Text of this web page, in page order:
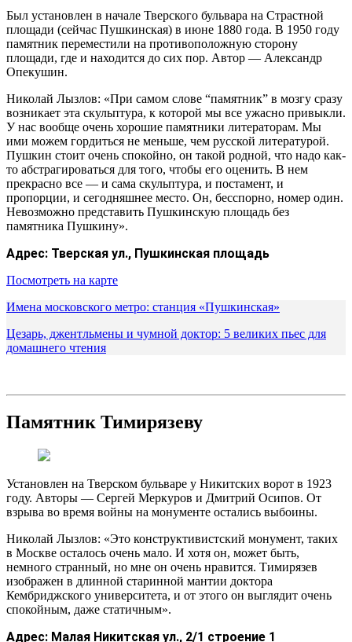
Был установлен в начале Тверского бульвара на Страстной
площади (сейчас Пушкинская) в июне 1880 года. В 1950 году
памятник переместили на противоположную сторону
площади, где и находится до сих пор. Автор — Александр
Опекушин.
Николай Лызлов: «При самом слове “памятник” в мозгу сразу
возникает эта скульптура, к которой мы все ужасно привыкли.
У нас вообще очень хорошие памятники литераторам. Мы
ими можем гордиться не меньше, чем русской литературой.
Пушкин стоит очень спокойно, он такой родной, что надо как-
то абстрагироваться для того, чтобы его оценить. В нем
прекрасно все — и сама скульптура, и постамент, и
пропорции, и сегодняшнее место. Он, бесспорно, номер один.
Невозможно представить Пушкинскую площадь без
памятника Пушкину».
Адрес: Тверская ул., Пушкинская площадь
Посмотреть на карте
Имена московского метро: станция «Пушкинская»
Цезарь, джентльмены и чумной доктор: 5 великих пьес для
домашнего чтения
Памятник Тимирязеву
Установлен на Тверском бульваре у Никитских ворот в 1923
году. Авторы — Сергей Меркуров и Дмитрий Осипов. От
взрыва во время войны на монументе остались выбоины.
Николай Лызлов: «Это конструктивистский монумент, таких
в Москве осталось очень мало. И хотя он, может быть,
немного странный, но мне он очень нравится. Тимирязев
изображен в длинной старинной мантии доктора
Кембриджского университета, и от этого он выглядит очень
спокойным, даже статичным».
Адрес: Малая Никитская ул., 2/1 строение 1